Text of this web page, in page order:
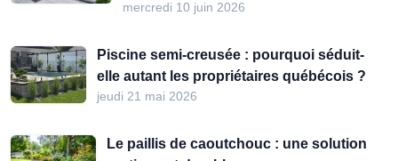
mercredi 10 juin 2026
Piscine semi-creusée : pourquoi séduit-
elle autant les propriétaires québécois ?
jeudi 21 mai 2026
Le paillis de caoutchouc : une solution